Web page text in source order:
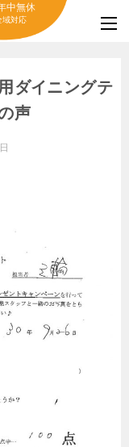
中無休
域対応
ダイニングテ
声